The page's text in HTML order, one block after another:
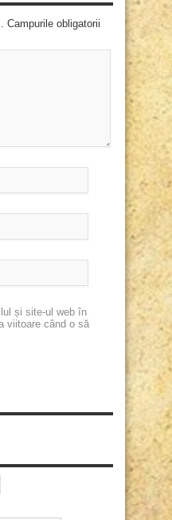
Campurile obligatorii
și site-ul web în
viitoare când o să